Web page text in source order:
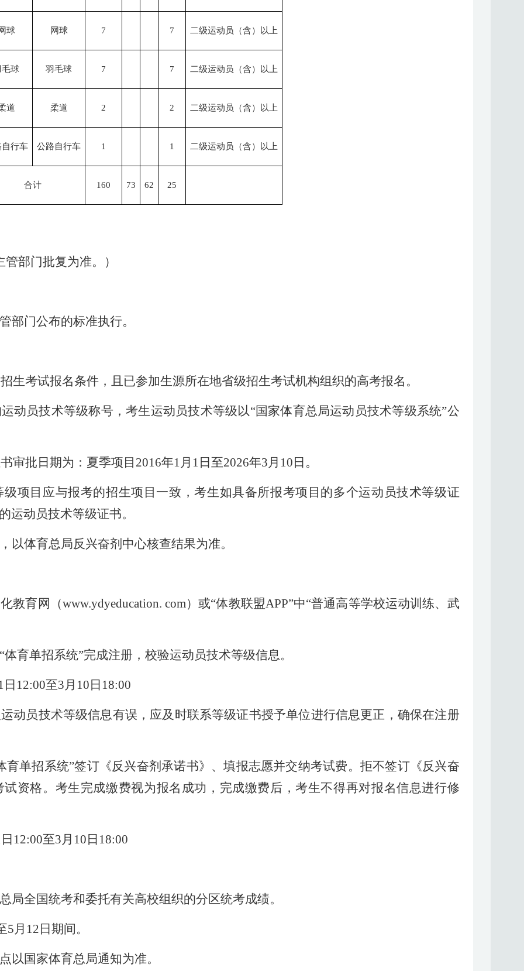
球 网球 7 7 二级运动员（含）以上
毛球 羽毛球 7 7 二级运动员（含）以上
道 柔道 2 2 二级运动员（含）以上
自行车 公路自行车 1 1 二级运动员（含）以上
合计 160 73 62 25
部门批复为准。）
部门公布的标准执行。
生考试报名条件，且已参加生源所在地省级招生考试机构组织的高考报名。
动员技术等级称号，考生运动员技术等级以“国家体育总局运动员技术等级系统”公
审批日期为：夏季项目 2016年1月1日至2026年3月10日。
项目应与报考的招生项目一致，考生如具备所报考项目的多个运动员技术等级证
运动员技术等级证书。
以体育总局反兴奋剂中心核查结果为准。
教育网（www.ydyeducation. com）或“体教联盟APP”中“普通高等学校运动训练、武
“体育单招系统”完成注册，校验运动员技术等级信息。
日12:00至3月10日18:00
动员技术等级信息有误，应及时联系等级证书授予单位进行信息更正，确保在注册
育单招系统”签订《反兴奋剂承诺书》、填报志愿并交纳考试费。拒不签订《反兴奋
资格。考生完成缴费视为报名成功，完成缴费后，考生不得再对报名信息进行修
12:00至3月10日18:00
局全国统考和委托有关高校组织的分区统考成绩。
5月12日期间。
以国家体育总局通知为准。